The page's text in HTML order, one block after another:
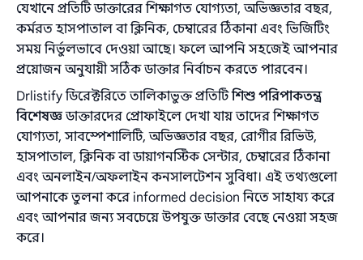
যেখানে প্রতিটি ডাক্তারের শিক্ষাগত যোগ্যতা, অভিজ্ঞতার বছর,
কর্মরত হাসপাতাল বা ক্লিনিক, চেম্বারের ঠিকানা এবং ভিজিটিং
সময় নির্ভুলভাবে দেওয়া আছে। ফলে আপনি সহজেই আপনার
প্রয়োজন অনুযায়ী সঠিক ডাক্তার নির্বাচন করতে পারবেন।
Drlistify ডিরেক্টরিতে তালিকাভুক্ত প্রতিটিশিশু পরিপাকতন্ত্র
বিশেষজ্ঞডাক্তারদের প্রোফাইলে দেখা যায় তাদের শিক্ষাগত
যোগ্যতা, সাবস্পেশালিটি, অভিজ্ঞতার বছর, রোগীর রিভিউ,
হাসপাতাল, ক্লিনিক বা ডায়াগনস্টিক সেন্টার, চেম্বারের ঠিকানা
এবং অনলাইন/অফলাইন কনসালটেশন সুবিধা। এই তথ্যগুলো
আপনাকে তুলনা করে informed decision নিতে সাহায্য করে
এবং আপনার জন্য সবচেয়ে উপযুক্ত ডাক্তার বেছে নেওয়া সহজ
করে।